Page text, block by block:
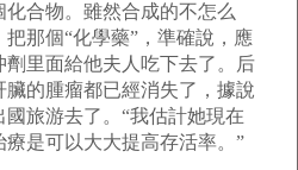
合物。雖然合成的不怎么
那個“化學藥”，準確說，應
里面給他夫人吃下去了。后
的腫瘤都已經消失了，據說
旅游去了。“我估計她現在
是可以大大提高存活率。”